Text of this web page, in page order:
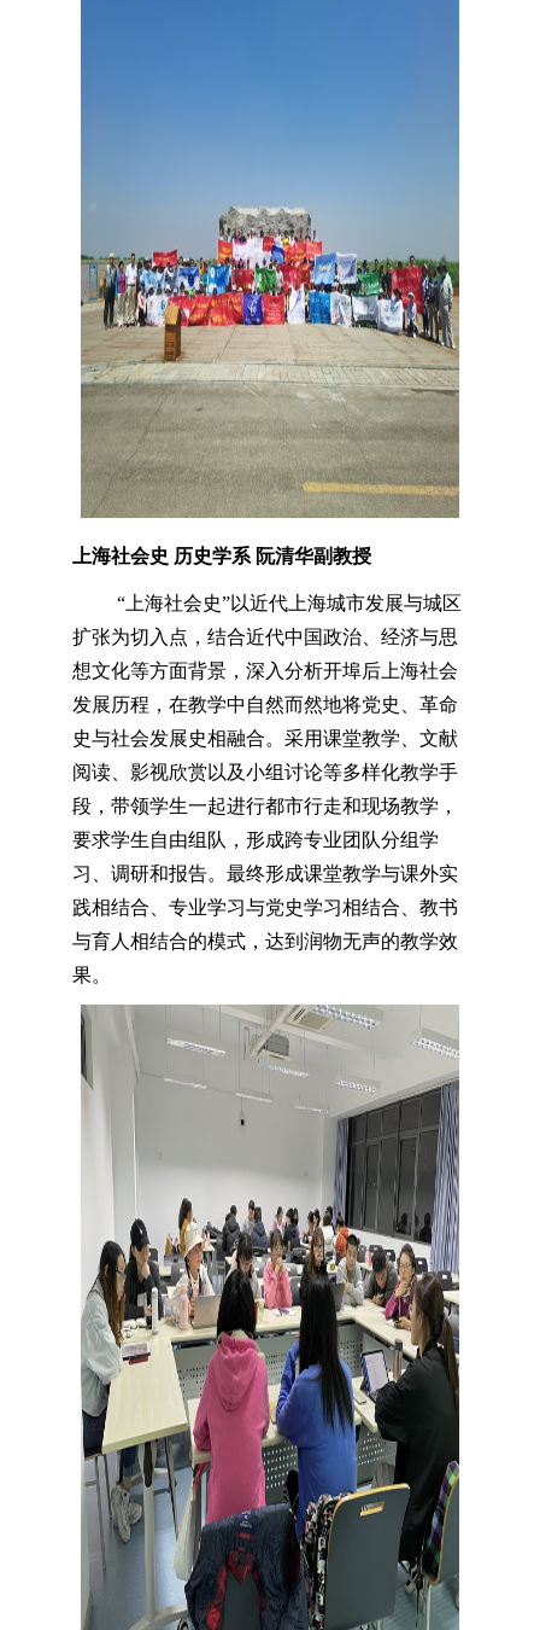
上海社会史 历史学系 阮清华副教授
“上海社会史”以近代上海城市发展与城区
扩张为切入点，结合近代中国政治、经济与思
想文化等方面背景，深入分析开埠后上海社会
发展历程，在教学中自然而然地将党史、革命
史与社会发展史相融合。采用课堂教学、文献
阅读、影视欣赏 以及小组讨论等多样化教学手
段 ， 带领学生一起进行都市行走和现场教学 ，
要求学生自由组队 ， 形成跨专业团队分组学
习、调研和报告。最终形成课堂教学与课外实
践相结合、专业学习与党史学习相结合、 教书
与育人相结合的模式，达到润物无声的教学效
果。